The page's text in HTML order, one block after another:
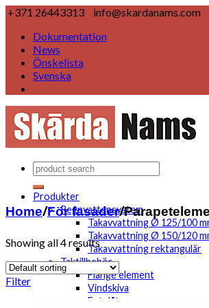
+371 26443313
info@skardanams.com
Dokumentation
News
Önskelista
Svenska
Produkter
Regnvattensystem
Takavvattning Ø 125/100
Takavvattning Ø 150/120
Takavvattning rektangulär
Taktillbehör
Flange element
Vindskiva
Fotplåt
Home/För fasader/
Showing all 4 results
Filter